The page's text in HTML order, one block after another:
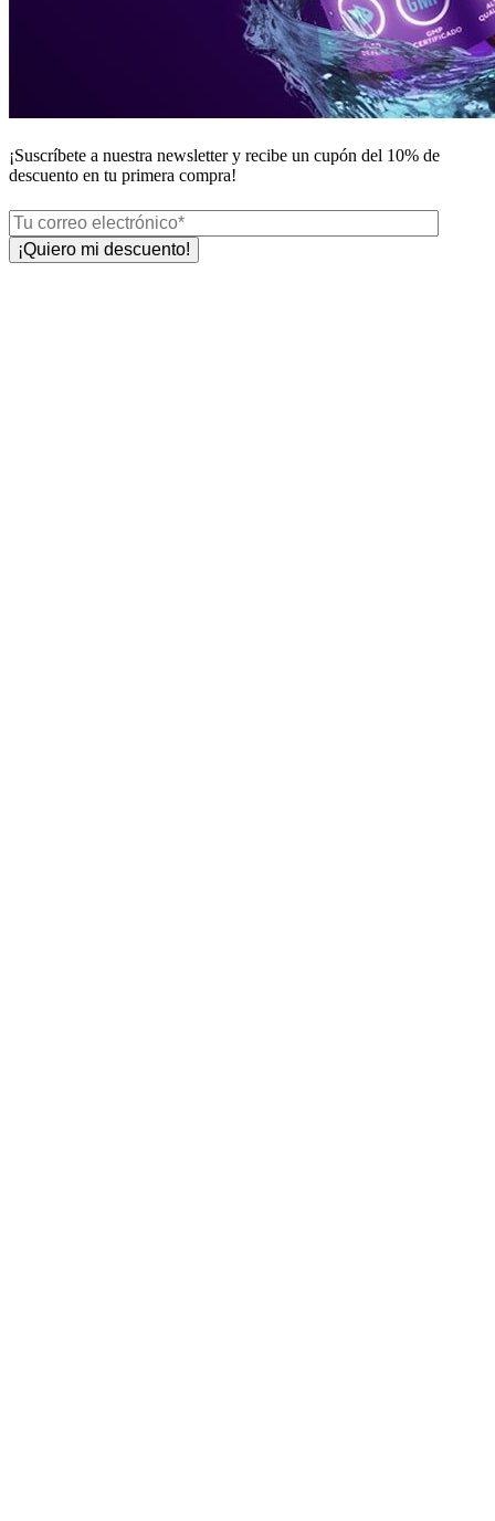
¡Suscríbete a nuestra newsletter y recibe un cupón del 10% de
descuento en tu primera compra!